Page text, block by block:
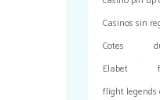
Casinos sin
Cotes
Elabet
flight legends